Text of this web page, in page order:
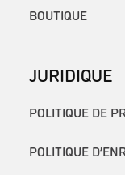
BOUTIQUE
JURIDIQUE
POLITIQUE DE
POLITIQUE